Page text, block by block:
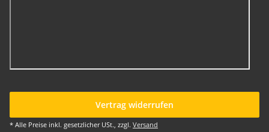
Vertrag widerrufen
* Alle Preise inkl. gesetzlicher USt., zzgl. Versand